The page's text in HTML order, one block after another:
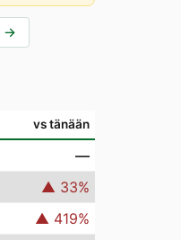
→
vs tänään
—
▲ 33%
▲ 419%